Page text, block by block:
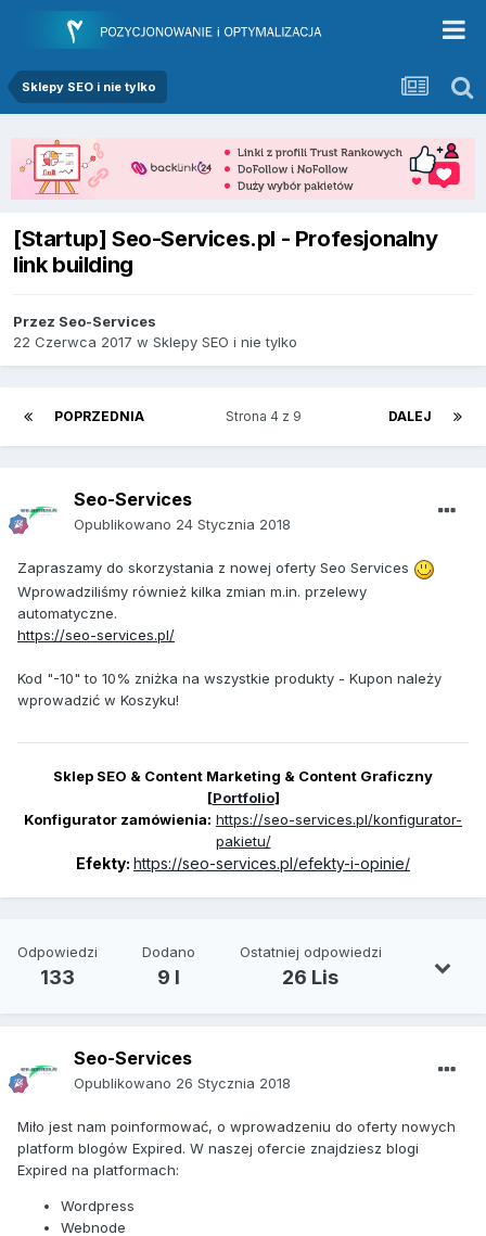
Sklepy SEO i nie tylko
[Startup] Seo-Services.pl - Profesjonalny
link building
Przez Seo-Services
22 Czerwca 2017 w Sklepy SEO i nie tylko
POPRZEDNIA DALEJ
Strona 4 z 9
Seo-Services
Opublikowano 24 Stycznia 2018
Zapraszamy do skorzystania z nowej oferty Seo Services
Wprowadziliśmy również kilka zmian m.in. przelewy
automatyczne.
https://seo-services.pl/
Kod "-10" to 10% zniżka na wszystkie produkty - Kupon należy
wprowadzić w Koszyku!
Sklep SEO & Content Marketing & Content Graficzny
[Portfolio]
Konfigurator zamówienia: https://seo-services.pl/konfigurator-
pakietu/
Efekty: https://seo-services.pl/efekty-i-opinie/
Odpowiedzi
133
Dodano
9 l
Ostatniej odpowiedzi
26 Lis
Seo-Services
Opublikowano 26 Stycznia 2018
Miło jest nam poinformować, o wprowadzeniu do oferty nowych
platform blogów Expired. W naszej ofercie znajdziesz blogi
Expired na platformach:
Wordpress
Webnode